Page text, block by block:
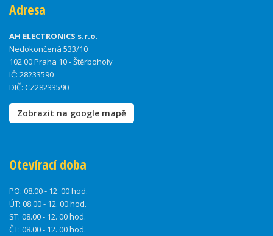
Adresa
AH ELECTRONICS s.r.o.
Nedokončená 533/10
102 00 Praha 10 - Štěrboholy
IČ: 28233590
DIČ: CZ28233590
Zobrazit na google mapě
Otevírací doba
PO: 08.00 - 12. 00 hod.
ÚT: 08.00 - 12. 00 hod.
ST: 08.00 - 12. 00 hod.
ČT: 08.00 - 12. 00 hod.